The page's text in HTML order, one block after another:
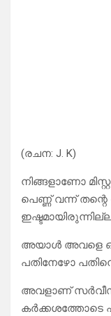
(രചന: J. K)
നിങ്ങളാണോ
പെണ്ണ് വന്ന്
അയാൾ അവളെ
പതിനേഴോ
അവളാണ്
കർക്കശത്തോടെ